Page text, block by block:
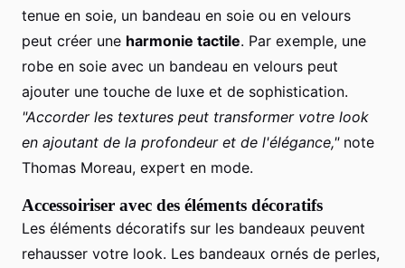
tenue en soie, un bandeau en soie ou en velours
peut créer une harmonie tactile. Par exemple, une
robe en soie avec un bandeau en velours peut
ajouter une touche de luxe et de sophistication.
"Accorder les textures peut transformer votre look
en ajoutant de la profondeur et de l'élégance,"note
Thomas Moreau, expert en mode.
Accessoiriser avec des éléments décoratifs
Les éléments décoratifs sur les bandeaux peuvent
rehausser votre look. Les bandeaux ornés de perles,